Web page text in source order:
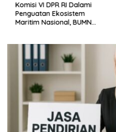
Komisi VI DPR RI Dalami
Penguatan Ekosistem
Maritim Nasional, BUMN